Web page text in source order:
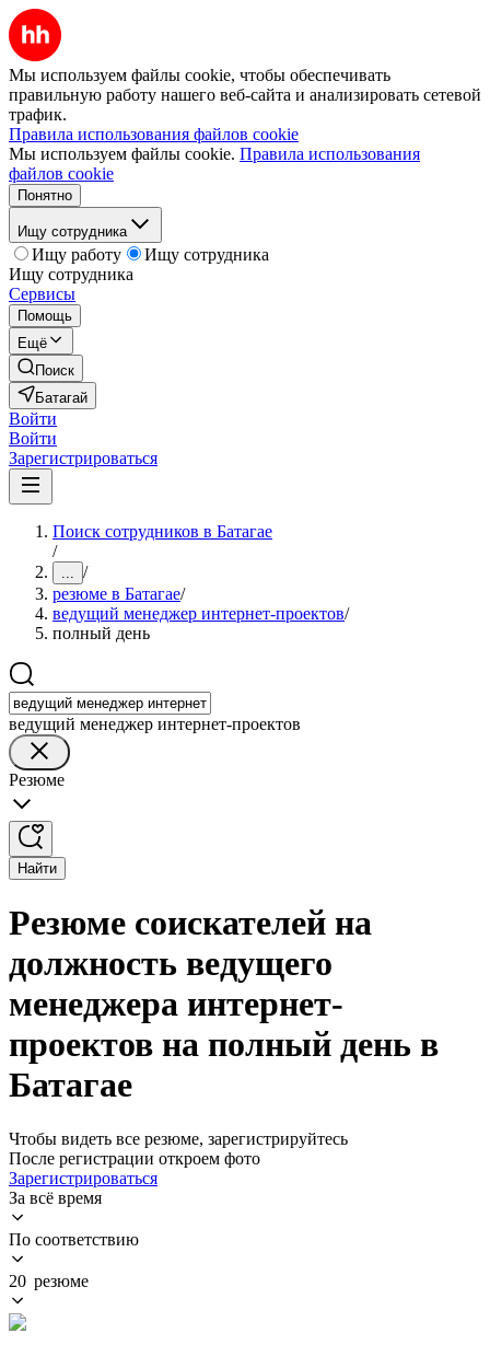
Мы используем файлы cookie, чтобы обеспечивать
правильную работу нашего веб-сайта и анализировать сетевой
трафик.
Правила использования файлов cookie
Мы используем файлы cookie. Правила использования
файлов cookie
Понятно
Ищу сотрудника
Ищу работу
Ищу сотрудника
Ищу сотрудника
Сервисы
Помощь
Ещё
Поиск
Батагай
Войти
Войти
Зарегистрироваться
Поиск сотрудников в Батагае
/
... /
резюме в Батагае/
ведущий менеджер интернет-проектов/
полный день
ведущий менеджер интернет-проектов
Резюме
Найти
Резюме соискателей на
должность ведущего
менеджера интернет-
проектов на полный день в
Батагае
Чтобы видеть все резюме, зарегистрируйтесь
После регистрации откроем фото
Зарегистрироваться
За всё время
По соответствию
20 резюме